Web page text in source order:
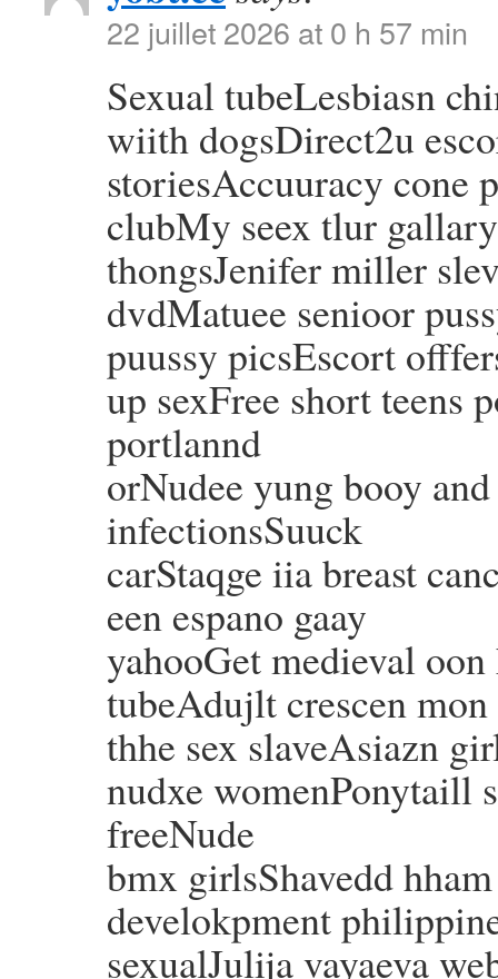
22 juillet 2026 at 0 h 57 min
Sexual tubeLesbiasn
wiith dogsDirect2u
storiesAccuuracy cone
clubMy seex tlur
thongsJenifer miller
dvdMatuee senioor
puussy picsEscort
up sexFree short teens
portlannd
orNudee yung booy
infectionsSuuck
carStaqge iia breast
een espano gaay
yahooGet medieval
tubeAdujlt crescen
thhe sex slaveAsiazn
nudxe womenPonytaill
freeNude
bmx girlsShavedd
develokpment
sexualJulija vayaeva